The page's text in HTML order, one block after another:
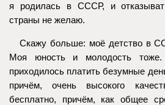
я родилась в СССР, и
страны не желаю.
Скажу больше: моё детство в
Моя юность и молодость
приходилось платить безумные
причём, очень высокого
бесплатно, причём, как общее